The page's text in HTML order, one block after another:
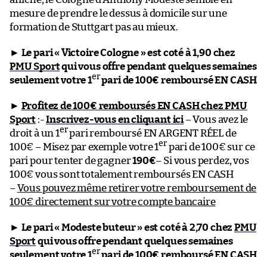
mesure de prendre le dessus à domicile sur une
formation de Stuttgart pas au mieux.
► Le pari « Victoire Cologne » est coté à 1,90 chez
PMU Sportqui vous offre pendant quelques semaines
seulement votre 1erpari de 100€ remboursé EN CASH
► Profitez de 100€ remboursés EN CASH chez PMU
Sport :-Inscrivez-vous en cliquant ici– Vous avez le
droit à un 1erpari remboursé EN ARGENT RÉEL de
100€ – Misez par exemple votre 1er pari de 100€ sur ce
pari pour tenter de gagner190€– Si vous perdez, vos
100€ vous sont totalement remboursés EN CASH
–Vous pouvez même retirer votre remboursement de
100€ directement sur votre compte bancaire
► Le pari « Modeste buteur » est coté à 2,70 chezPMU
Sportqui vous offre pendant quelques semaines
seulement votre 1erpari de 100€ remboursé EN CASH